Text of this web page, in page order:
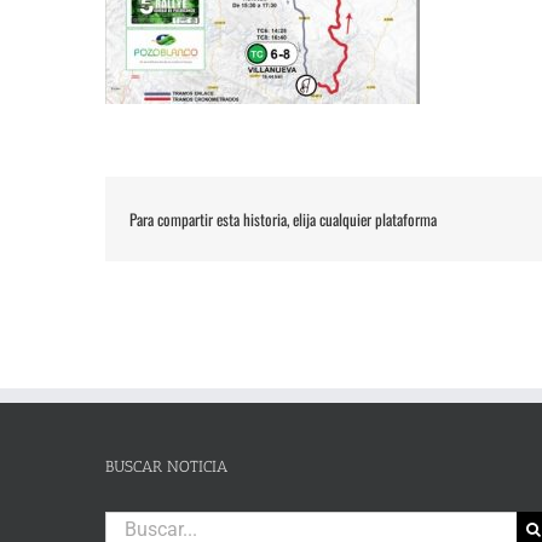
Para compartir esta historia, elija cualquier plataforma
BUSCAR NOTICIA
Buscar: